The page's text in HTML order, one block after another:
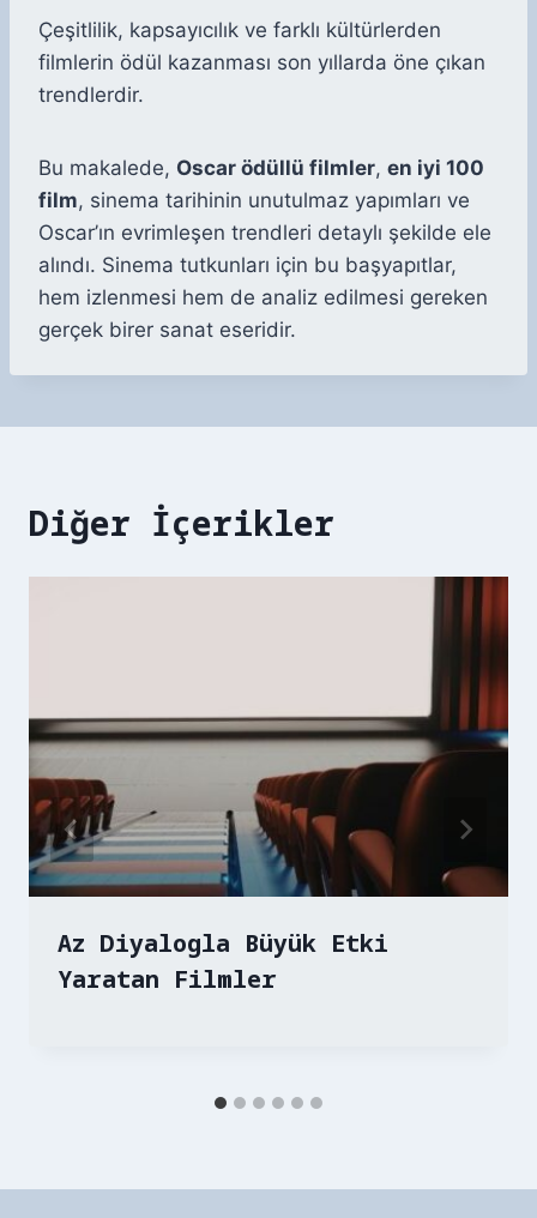
Çeşitlilik, kapsayıcılık ve farklı kültürlerden
filmlerin ödül kazanması son yıllarda öne çıkan
trendlerdir.
Bu makalede, Oscar ödüllü filmler, en iyi 100
film, sinema tarihinin unutulmaz yapımları ve
Oscar’ın evrimleşen trendleri detaylı şekilde ele
alındı. Sinema tutkunları için bu başyapıtlar,
hem izlenmesi hem de analiz edilmesi gereken
gerçek birer sanat eseridir.
Diğer İçerikler
Az Diyalogla Büyük Etki
Yaratan Filmler